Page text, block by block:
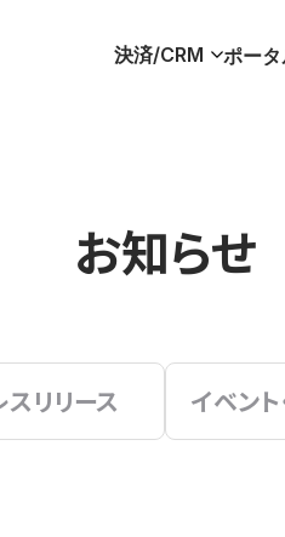
決済/CRM ポー
お知らせ
スリリース イベント